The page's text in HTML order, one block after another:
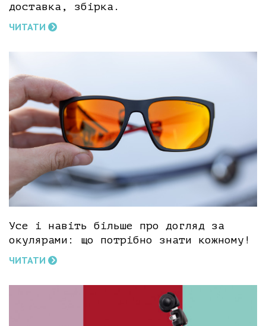
доставка, збірка.
ЧИТАТИ
Усе і навіть більше про догляд за
окулярами: що потрібно знати кожному!
ЧИТАТИ